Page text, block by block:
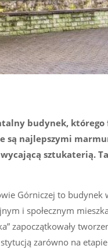
budynek, którego
są najlepszymi
sztukaterią.
Górniczej to
i społecznym
zapoczątkowały
zarówno na